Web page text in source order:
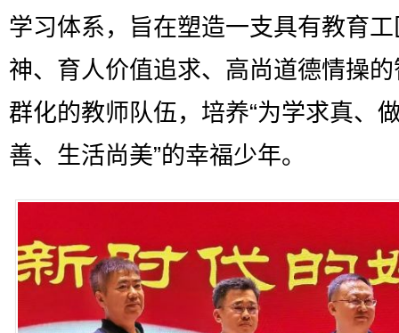
学习体系，旨在塑造一支具有教育
神、育人价值追求、高尚道德情操
群化的教师队伍，培养“为学求真、
善、生活尚美”的幸福少年。